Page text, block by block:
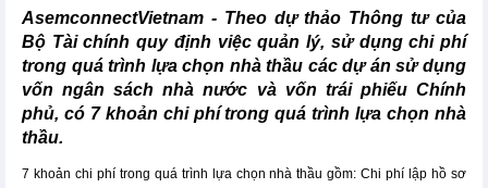
AsemconnectVietnam - Theo dự thảo Thông tư của
Bộ Tài chính quy định việc quản lý, sử dụng chi phí
trong quá trình lựa chọn nhà thầu các dự án sử dụng
vốn ngân sách nhà nước và vốn trái phiếu Chính
phủ, có 7 khoản chi phí trong quá trình lựa chọn nhà
thầu.
7 khoản chi phí trong quá trình lựa chọn nhà thầu gồm: Chi phí lập hồ sơ